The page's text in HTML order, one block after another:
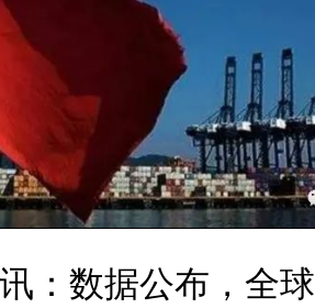
：数据公布，全